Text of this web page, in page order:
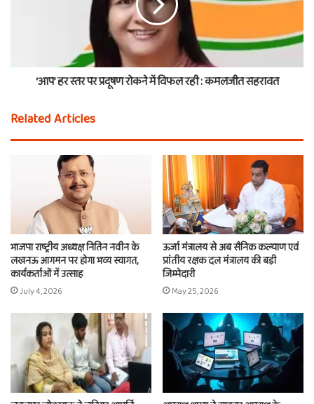
‘आप’ हर स्तर पर प्रदूषण रोकने में विफल रही : कमलजीत सहरावत
Related Articles
भाजपा राष्ट्रीय अध्यक्ष नितिन नवीन के
लखनऊ आगमन पर होगा भव्य स्वागत,
कार्यकर्ताओं में उत्साह
July 4, 2026
ऊर्जा मंत्रालय से अब सैनिक कल्याण एवं
प्रांतीय रक्षक दल मंत्रालय की बड़ी
जिम्मेदारी
May 25, 2026